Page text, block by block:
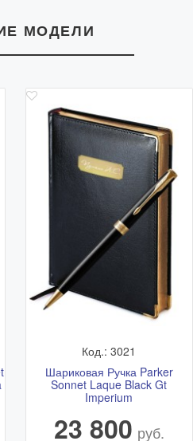
МОДЕЛИ
Код.: 3021
Шариковая Ручка Parker
Sonnet Laque Black Gt
Imperium
23 800 руб.